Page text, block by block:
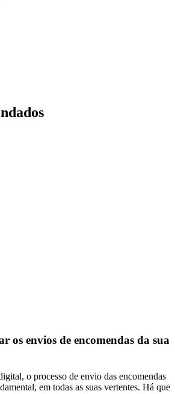
os envios de encomendas da sua
o processo de envio das encomendas
em todas as suas vertentes. Há que